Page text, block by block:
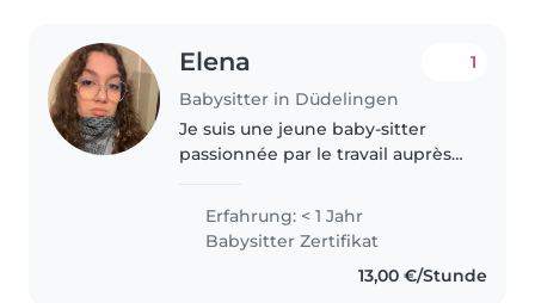
Elena
Babysitter in Düdelingen
1
Je suis une jeune baby-sitter
passionnée par le travail auprès
actuellement en bëschcrèche
depuis 3 mois, ce qui m'a permis
de développer concrètement
Erfahrung: < 1 Jahr
Babysitter Zertifikat
13,00 €/Stunde